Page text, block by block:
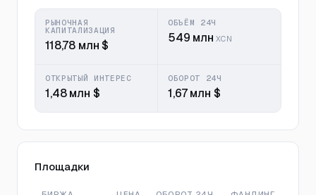
РЫНОЧНАЯ
КАПИТАЛИЗАЦИЯ
118,78 млн $
ОБЪЁМ 24Ч
549 млн XCN
ОТКРЫТЫЙ ИНТЕРЕС
1,48 млн $
ОБОРОТ 24Ч
1,67 млн $
Площадки